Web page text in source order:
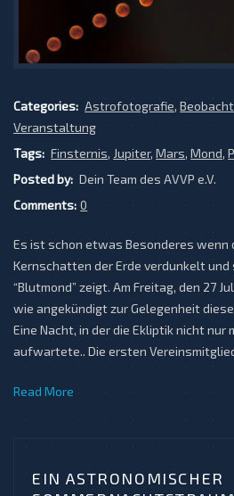
Categories: Astrofotografie,
Veranstaltung
Tags: Finsternis, Jupiter,Mars,Mond,
Posted by: Dein Team des AVVP e.V.
Comments: 0
Es ist schon etwas Besonderes wenn
Kernschatten der Erde verdunkelt
“Blutmond” zeigt. Am Freitag, den 27
wie angekündigt zur Gelegenheit
Eine Nacht, in der die Ekliptik nicht nur
aufwartete.. Die ersten
Read More
EIN ASTRONOMISCHER